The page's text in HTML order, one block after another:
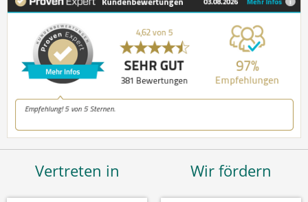
Vertreten in Wir fördern